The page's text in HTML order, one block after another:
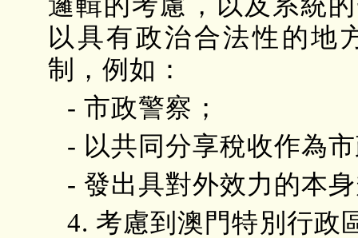
以具有政治合法性的地
制，例如：
- 市政警察；
- 以共同分享稅收作為
- 發出具對外效力的本
4. 考慮到澳門特別行政